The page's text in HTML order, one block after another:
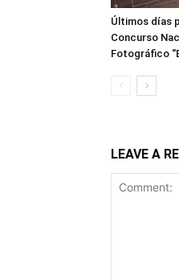
Últimos días
Concurso
Fotográfico
LEAVE A